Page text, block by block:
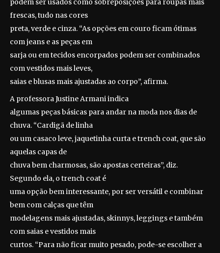
podem ser usados como sobreposições para roupas mais
frescas, tudo nas cores
preta, verde e cinza. “As opções em couro ficam ótimas
com jeans e as peças em
sarja ou em tecidos encorpados podem ser combinados
com vestidos mais leves,
saias e blusas mais ajustadas ao corpo”, afirma.
A professora Justine Armani indica
algumas peças básicas para andar na moda nos dias de
chuva. “Cardigã de linha
ou um casaco leve, jaquetinha curta e trench coat, que são
aquelas capas de
chuva bem charmosas, são apostas certeiras”, diz.
Segundo ela, o trench coat é
uma opção bem interessante, por ser versátil e combinar
bem com calças que têm
modelagens mais ajustadas, skinnys, leggings e também
com saias e vestidos mais
curtos. “Para não ficar muito pesado, pode-se escolher a